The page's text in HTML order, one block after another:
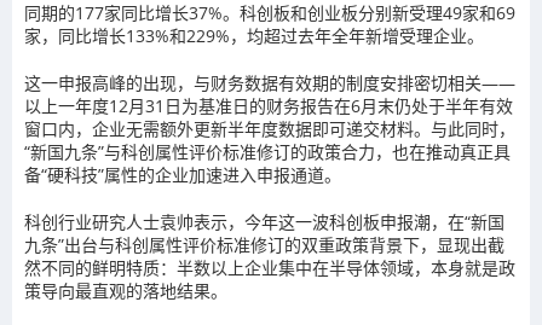
同期的177家同比增长37%。科创板和创业板分别新受理49家和69
家，同比增长133%和229%，均超过去年全年新增受理企业。
这一申报高峰的出现，与财务数据有效期的制度安排密切相关——
以上一年度12月31日为基准日的财务报告在6月末仍处于半年有效
窗口内，企业无需额外更新半年度数据即可递交材料。与此同时，
“新国九条”与科创属性评价标准修订的政策合力，也在推动真正具
备“硬科技”属性的企业加速进入申报通道。
科创行业研究人士袁帅表示，今年这一波科创板申报潮，在“新国
九条”出台与科创属性评价标准修订的双重政策背景下，显现出截
然不同的鲜明特质：半数以上企业集中在半导体领域，本身就是政
策导向最直观的落地结果。